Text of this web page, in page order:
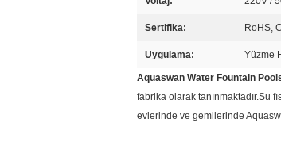
Sertifika: RoHS,
Uygulama: Yüzme
Aquaswan Water Fountain
fabrika olarak tanınmaktadır.Su
evlerinde ve gemilerinde